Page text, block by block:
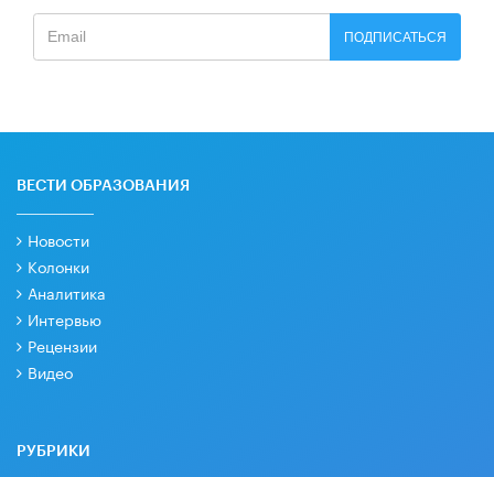
ПОДПИСАТЬСЯ
ВЕСТИ ОБРАЗОВАНИЯ
Новости
Колонки
Аналитика
Интервью
Рецензии
Видео
РУБРИКИ